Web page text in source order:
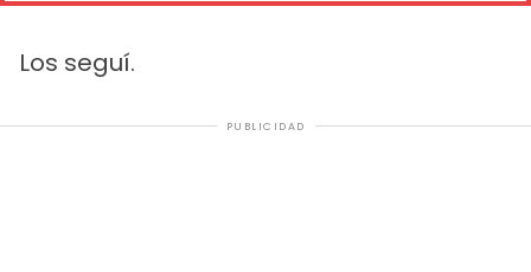
Los seguí.
PUBLICIDAD